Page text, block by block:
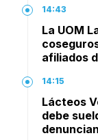
14:43
La UOM
afiliados
14:15
Lácteos
debe